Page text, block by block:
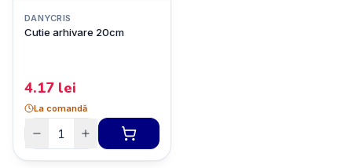
DANYCRIS
Cutie arhivare 20cm
4.17 lei
La comandă